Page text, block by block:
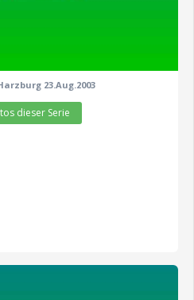
23.Aug.2003
dieser Serie